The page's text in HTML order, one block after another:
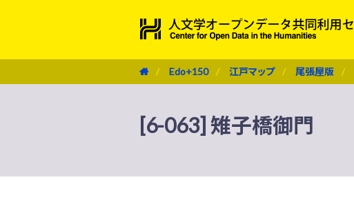
Edo+150 江戸マップ 尾張屋版
[6-063] 雉子橋御門